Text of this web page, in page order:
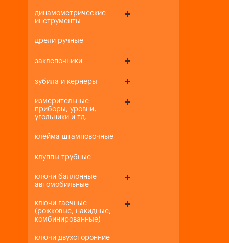
динамометрические
инструменты
дрели ручные
заклепочники
зубила и кернеры
измерительные
приборы, уровни,
угольники и тд.
клейма штамповочные
клуппы трубные
ключи баллонные
автомобильные
ключи гаечные
(рожковые, накидные,
комбинированные)
ключи двухсторонние